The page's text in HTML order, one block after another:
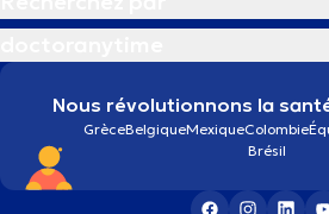
Nous révolutionnons la
GrèceBelgiqueMexiqueColombie
Brésil